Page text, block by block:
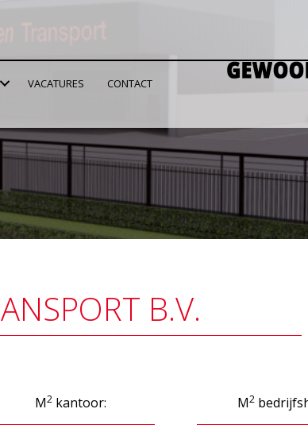
VACATURES CONTACT
B.V.
M2kantoor: M2